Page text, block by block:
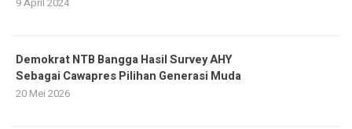
Demokrat NTB Bangga Hasil Survey AHY
Sebagai Cawapres Pilihan Generasi Muda
20 Mei 2026